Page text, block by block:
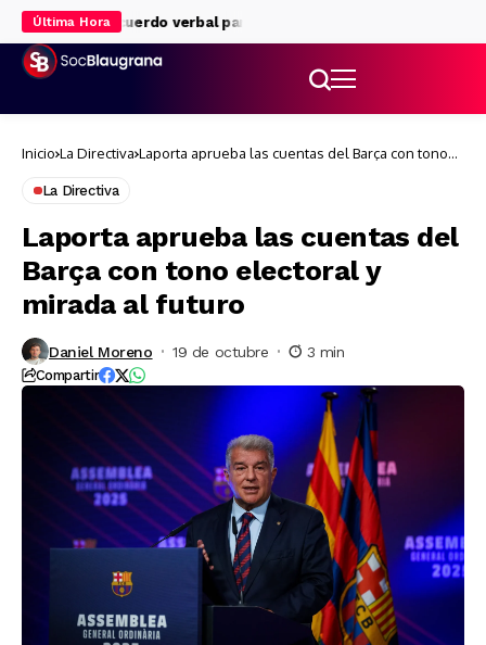
Última Hora
acuerdo verbal para su cesión
Inicio La Directiva Laporta aprueba las cuentas del Barça con tono
La Directiva
Laporta aprueba las cuentas del
Barça con tono electoral y
mirada al futuro
Daniel Moreno 19 de octubre 3 min
Compartir